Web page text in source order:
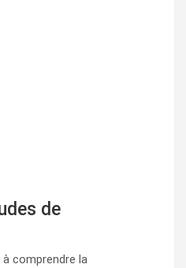
de
comprendre la